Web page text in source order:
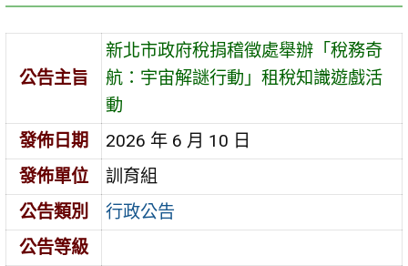
公告主旨
新北市政府稅捐稽徵處舉辦「稅務奇
航：宇宙解謎行動」租稅知識遊戲活
動
發佈日期
2026 年 6 月 10 日
發佈單位
訓育組
公告類別
行政公告
公告等級